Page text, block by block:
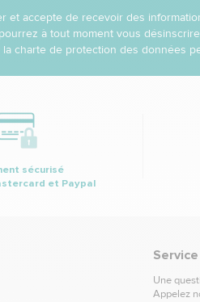
et accepte de recevoir des
à tout moment vous
charte de protection des données
sécurisé
et Paypal
Une
Appelez